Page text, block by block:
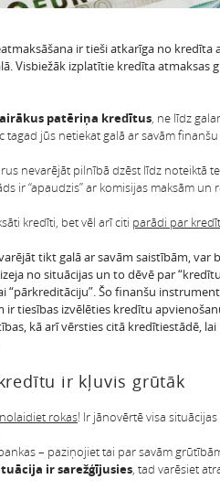
ir tieši atkarīga no kredīta
Visbiežāk izplatītie kredīta atmaksas
patēriņa kredītus, ne līdz
tagad jūs netiekat galā ar savām finanšu
nevarējāt pilnībā dzēst līdz noteiktā
ir “apaudzis” ar komisijas maksām un
kredīti, bet vēl arī citi parādi par
tikt galā ar savām saistībām, var
no situācijas un to dēvē par
“pārkreditāciju”. Šo finanšu
ir tiesības izvēlēties kredītu
kā arī vērsties citā kredītiestādē, lai
ir kļuvis grūtāk
rokas! Ir jānovērtē visa situācijas
– paziņojiet tai par savām
ir sarežģījusies, tad varēsiet